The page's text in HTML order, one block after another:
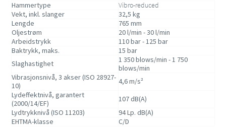
Hammertype
Vibro-reduced
Vekt, inkl. slanger
32,5 kg
Lengde
765 mm
Oljestrøm
20 l/min - 30 l/min
Arbeidstrykk
110 bar - 125 bar
Baktrykk, maks.
15 bar
Slaghastighet
1 350 blows/min - 1 750
blows/min
Vibrasjonsnivå, 3 akser (ISO 28927-
10)
4,6 m/s²
Lydeffektnivå, garantert
(2000/14/EF)
107 dB(A)
Lydtrykknivå (ISO 11203)
94 Lp. dB(A)
EHTMA-klasse
C/D